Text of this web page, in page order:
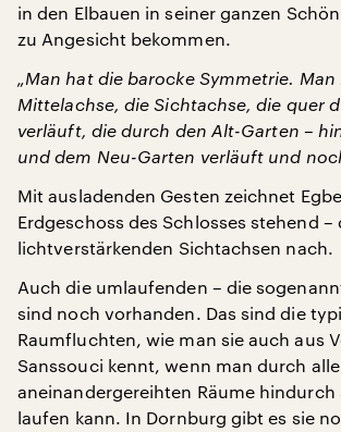
in den Elbauen in seiner ganzen
zu Angesicht bekommen.
„Man hat die barocke Symmetrie. Man
Mittelachse, die Sichtachse, die quer
verläuft, die durch den Alt-Garten –
und dem Neu-Garten verläuft und
Mit ausladenden Gesten zeichnet
Erdgeschoss des Schlosses stehend –
lichtverstärkenden Sichtachsen nach.
Auch die umlaufenden – die
sind noch vorhanden. Das sind die
Raumfluchten, wie man sie auch aus
Sanssouci kennt, wenn man durch alle
aneinandergereihten Räume hindurch
laufen kann. In Dornburg gibt es sie